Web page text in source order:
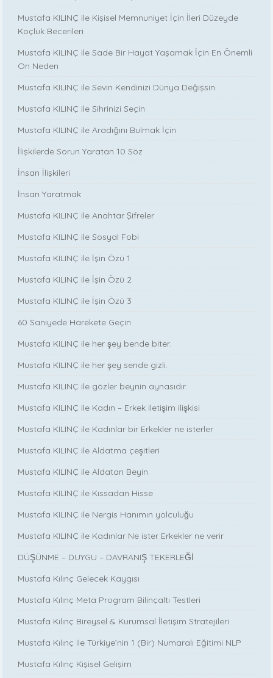
Mustafa KILINÇ ile Kişisel Memnuniyet İçin İleri Düzeyde
Koçluk Becerileri
Mustafa KILINÇ ile Sade Bir Hayat Yaşamak İçin En Önemli
On Neden
Mustafa KILINÇ ile Sevin Kendinizi Dünya Değişsin
Mustafa KILINÇ ile Sihrinizi Seçin
Mustafa KILINÇ ile Aradığını Bulmak İçin
İlişkilerde Sorun Yaratan 10 Söz
İnsan İlişkileri
İnsan Yaratmak
Mustafa KILINÇ ile Anahtar Şifreler
Mustafa KILINÇ ile Sosyal Fobi
Mustafa KILINÇ ile İşin Özü 1
Mustafa KILINÇ ile İşin Özü 2
Mustafa KILINÇ ile İşin Özü 3
60 Saniyede Harekete Geçin
Mustafa KILINÇ ile her şey bende biter.
Mustafa KILINÇ ile her şey sende gizli.
Mustafa KILINÇ ile gözler beynin aynasıdır.
Mustafa KILINÇ ile Kadın – Erkek iletişim ilişkisi
Mustafa KILINÇ ile Kadınlar bir Erkekler ne isterler
Mustafa KILINÇ ile Aldatma çeşitleri
Mustafa KILINÇ ile Aldatan Beyin
Mustafa KILINÇ ile Kıssadan Hisse
Mustafa KILINÇ ile Nergis Hanımın yolculuğu
Mustafa KILINÇ ile Kadınlar Ne ister Erkekler ne verir
DÜŞÜNME – DUYGU – DAVRANIŞ TEKERLEĞİ
Mustafa Kılınç Gelecek Kaygısı
Mustafa Kılınç Meta Program Bilinçaltı Testleri
Mustafa Kılınç Bireysel & Kurumsal İletişim Stratejileri
Mustafa Kılınç ile Türkiye’nin 1 (Bir) Numaralı Eğitimi NLP
Mustafa Kılınç Kişisel Gelişim